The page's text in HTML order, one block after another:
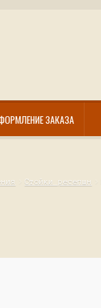
ЗАКАЗА
Стойки ресепшн